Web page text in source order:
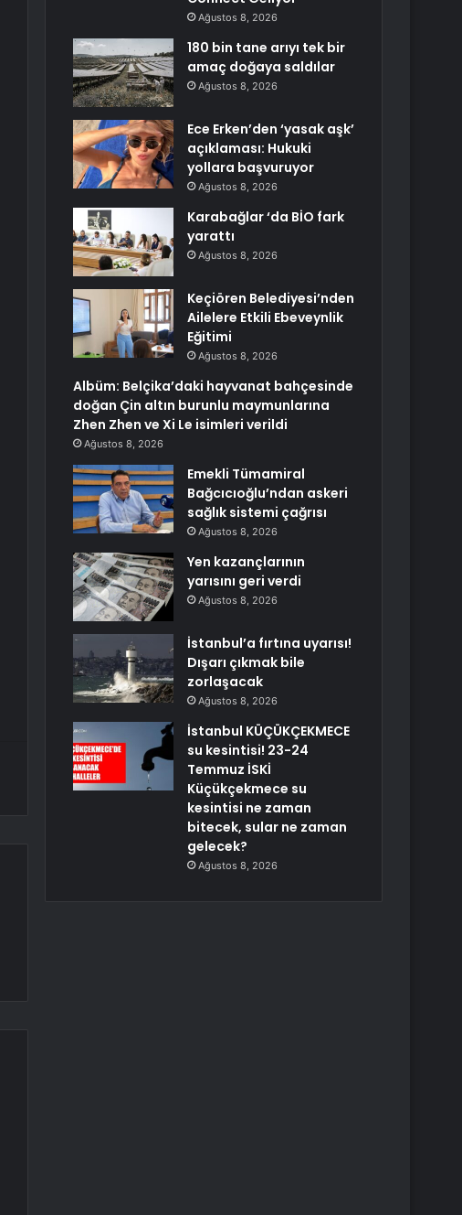
Ağustos 8, 2026
180 bin tane arıyı tek bir
amaç doğaya saldılar
Ağustos 8, 2026
Ece Erken’den ‘yasak aşk’
açıklaması: Hukuki
yollara başvuruyor
Ağustos 8, 2026
Karabağlar ‘da BİO fark
yarattı
Ağustos 8, 2026
Keçiören Belediyesi’nden
Ailelere Etkili Ebeveynlik
Eğitimi
Ağustos 8, 2026
Albüm: Belçika’daki hayvanat bahçesinde
doğan Çin altın burunlu maymunlarına
Zhen Zhen ve Xi Le isimleri verildi
Ağustos 8, 2026
Emekli Tümamiral
Bağcıcıoğlu’ndan askeri
sağlık sistemi çağrısı
Ağustos 8, 2026
Yen kazançlarının
yarısını geri verdi
Ağustos 8, 2026
İstanbul’a fırtına uyarısı!
Dışarı çıkmak bile
zorlaşacak
Ağustos 8, 2026
İstanbul KÜÇÜKÇEKMECE
su kesintisi! 23-24
Temmuz İSKİ
Küçükçekmece su
kesintisi ne zaman
bitecek, sular ne zaman
gelecek?
Ağustos 8, 2026